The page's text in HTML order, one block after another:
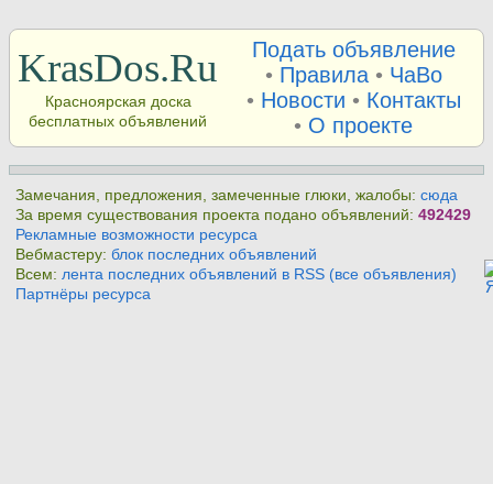
KrasDos.Ru
Красноярская доска
бесплатных объявлений
Подать объявление
• Правила• ЧаВо
• Новости • Контакты
• О проекте
Замечания, предложения, замеченные глюки, жалобы:сюда
За время существования проекта подано объявлений:492429
Рекламные возможности ресурса
Вебмастеру:блок последних объявлений
Всем:лента последних объявлений в RSS (все объявления)
Партнёры ресурса